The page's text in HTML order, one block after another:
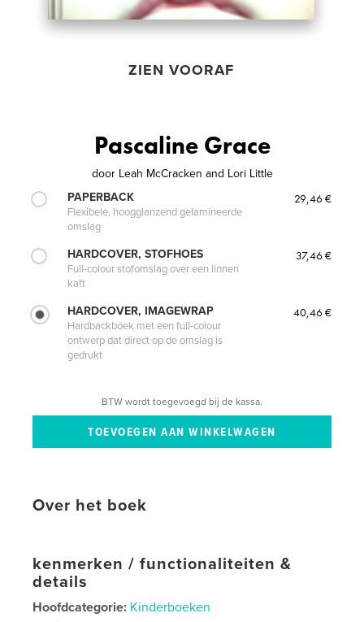
ZIEN VOORAF
Pascaline Grace
door Leah McCracken and Lori Little
PAPERBACK
Flexibele, hoogglanzend gelamineerde
omslag
29,46 €
HARDCOVER, STOFHOES
Full-colour stofomslag over een linnen
kaft
37,46 €
HARDCOVER, IMAGEWRAP
Hardbackboek met een full-colour
ontwerp dat direct op de omslag is
gedrukt
40,46 €
BTW wordt toegevoegd bij de kassa.
Over het boek
kenmerken / functionaliteiten &
details
Hoofdcategorie: Kinderboeken